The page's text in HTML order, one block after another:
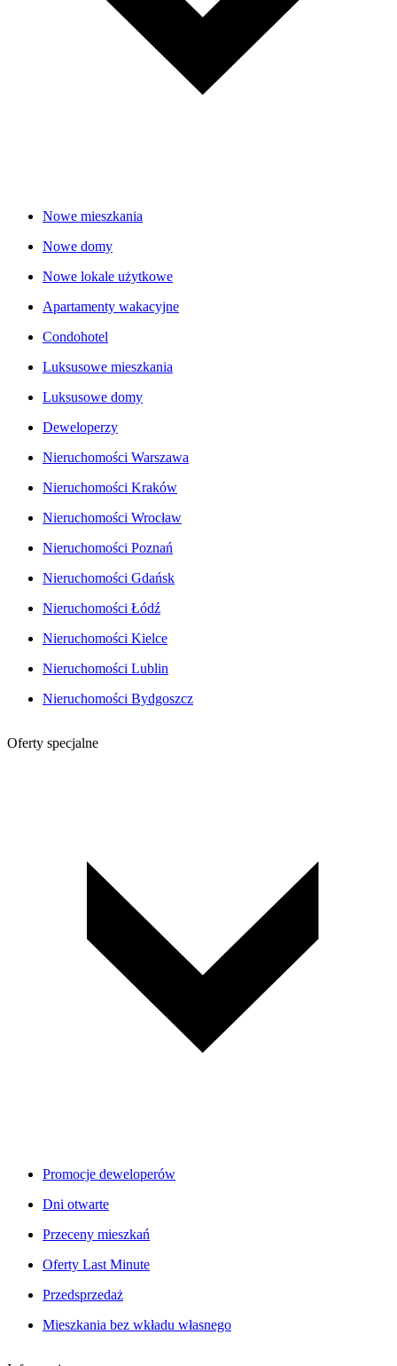
Nowe mieszkania
Nowe domy
Nowe lokale użytkowe
Apartamenty wakacyjne
Condohotel
Luksusowe mieszkania
Luksusowe domy
Deweloperzy
Nieruchomości Warszawa
Nieruchomości Kraków
Nieruchomości Wrocław
Nieruchomości Poznań
Nieruchomości Gdańsk
Nieruchomości Łódź
Nieruchomości Kielce
Nieruchomości Lublin
Nieruchomości Bydgoszcz
Oferty specjalne
Promocje deweloperów
Dni otwarte
Przeceny mieszkań
Oferty Last Minute
Przedsprzedaż
Mieszkania bez wkładu własnego